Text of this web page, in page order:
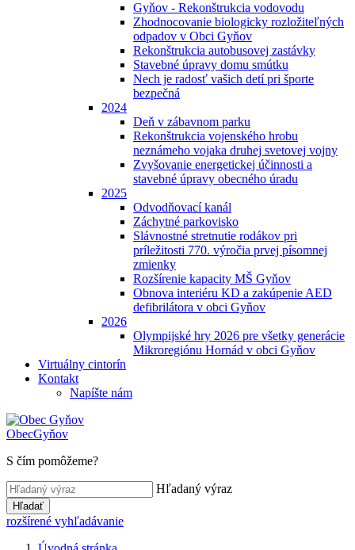
Gyňov - Rekonštrukcia vodovodu
Zhodnocovanie biologicky rozložiteľných
odpadov v Obci Gyňov
Rekonštrukcia autobusovej zastávky
Stavebné úpravy domu smútku
Nech je radosť vašich detí pri športe
bezpečná
2024
Deň v zábavnom parku
Rekonštrukcia vojenského hrobu
neznámeho vojaka druhej svetovej vojny
Zvyšovanie energetickej účinnosti a
stavebné úpravy obecného úradu
2025
Odvodňovací kanál
Záchytné parkovisko
Slávnostné stretnutie rodákov pri
príležitosti 770. výročia prvej písomnej
zmienky
Rozšírenie kapacity MŠ Gyňov
Obnova interiéru KD a zakúpenie AED
defibrilátora v obci Gyňov
2026
Olympijské hry 2026 pre všetky generácie
Mikroregiónu Hornád v obci Gyňov
Virtuálny cintorín
Kontakt
Napíšte nám
ObecGyňov
S čím pomôžeme?
Hľadaný výraz
Hľadať
rozšírené vyhľadávanie